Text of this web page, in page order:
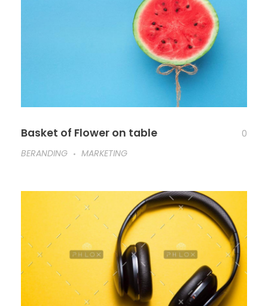
Basket of Flower on table
0
BERANDING
MARKETING